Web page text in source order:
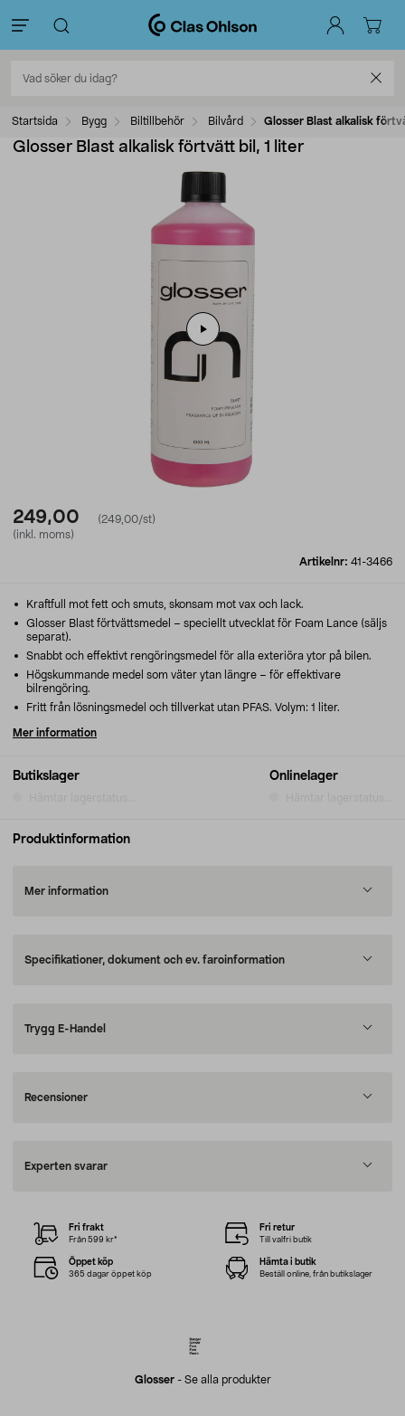
Startsida Bygg Biltillbehör Bilvård Glosser Blast alkalisk
Glosser Blast alkalisk förtvätt bil, 1 liter
249,00
(249,00/st)
(inkl. moms)
Artikelnr: 41-3466
Butikslager Onlinelager
Kraftfull mot fett och smuts, skonsam mot vax och lack.
Glosser Blast förtvättsmedel – speciellt utvecklat för Foam Lance (säljs
separat).
Snabbt och effektivt rengöringsmedel för alla exteriöra ytor på bilen.
Högskummande medel som väter ytan längre – för effektivare
bilrengöring.
Fritt från lösningsmedel och tillverkat utan PFAS. Volym: 1 liter.
Mer information
Produktinformation
Mer information
Specifikationer, dokument och ev. faroinformation
Trygg E-Handel
Recensioner
Experten svarar
Glosser- Se alla produkter
Fri frakt
Från 599 kr*
Fri retur
Till valfri butik
Öppet köp
365 dagar öppet köp
Hämta i butik
Beställ online, från butikslager